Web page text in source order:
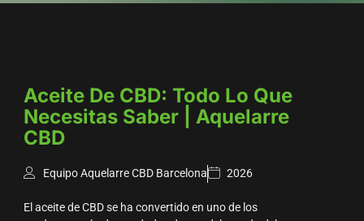
Aceite De CBD: Todo Lo Que
Necesitas Saber | Aquelarre
CBD
Equipo Aquelarre CBD Barcelona 2026
El aceite de CBD se ha convertido en uno de los